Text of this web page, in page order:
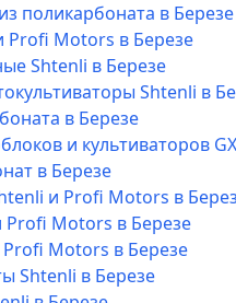
поликарбоната в Березе
Profi Motors в Березе
Shtenli в Березе
Shtenli в
в Березе
и культиваторов
в Березе
и Profi Motors в
Motors в Березе
Motors в Березе
Shtenli в Березе